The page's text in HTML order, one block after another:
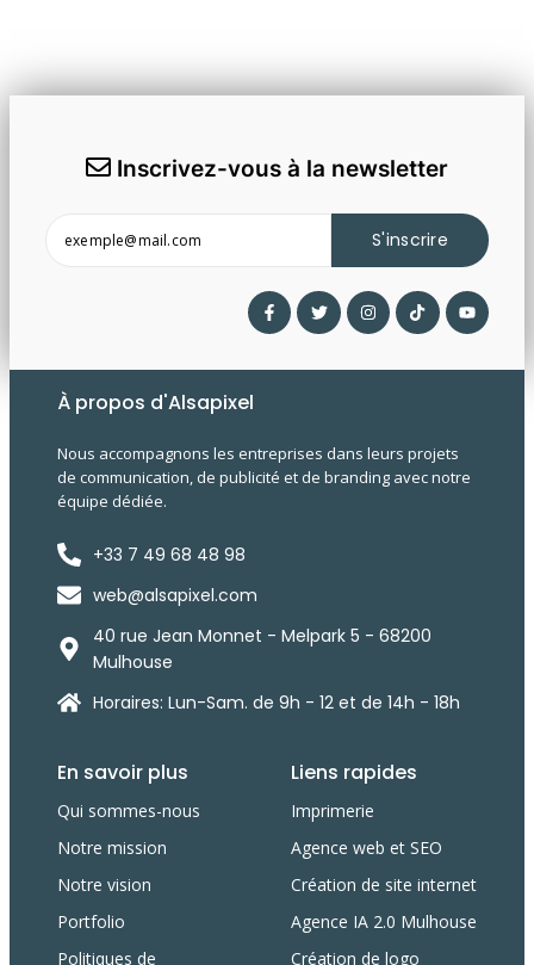
Inscrivez-vous à la newsletter
S'inscrire
À propos d'Alsapixel
Nous accompagnons les entreprises dans leurs projets
de communication, de publicité et de branding avec notre
équipe dédiée.
+33 7 49 68 48 98
web@alsapixel.com
40 rue Jean Monnet - Melpark 5 - 68200
Mulhouse
Horaires: Lun-Sam. de 9h - 12 et de 14h - 18h
En savoir plus
Qui sommes-nous
Notre mission
Notre vision
Portfolio
Politiques de
Liens rapides
Imprimerie
Agence web et SEO
Création de site internet
Agence IA 2.0 Mulhouse
Création de logo